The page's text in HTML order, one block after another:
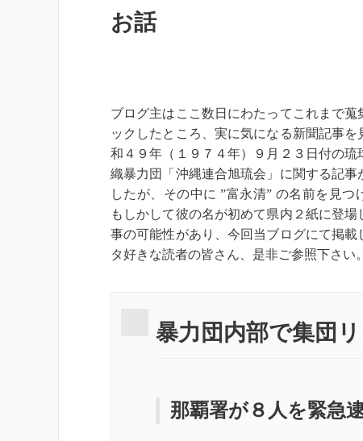
お話
ブログ主はここ数日にわたってこれまで蒐
ックしたところ、実に気になる新聞記事を
和４９年（１９７４年）９月２３日付の琉
織暴力団「沖縄連合旭琉会」に関する記事
したが、その中に ”富永清” の名前を見つ
もしかして彼の名が初めて県内２紙に登場
事の可能性があり、今回当ブログにて掲載
タ好きな読者の皆さん、是非ご参照下さい。
暴力団内部で集団
那覇署が８人を緊急